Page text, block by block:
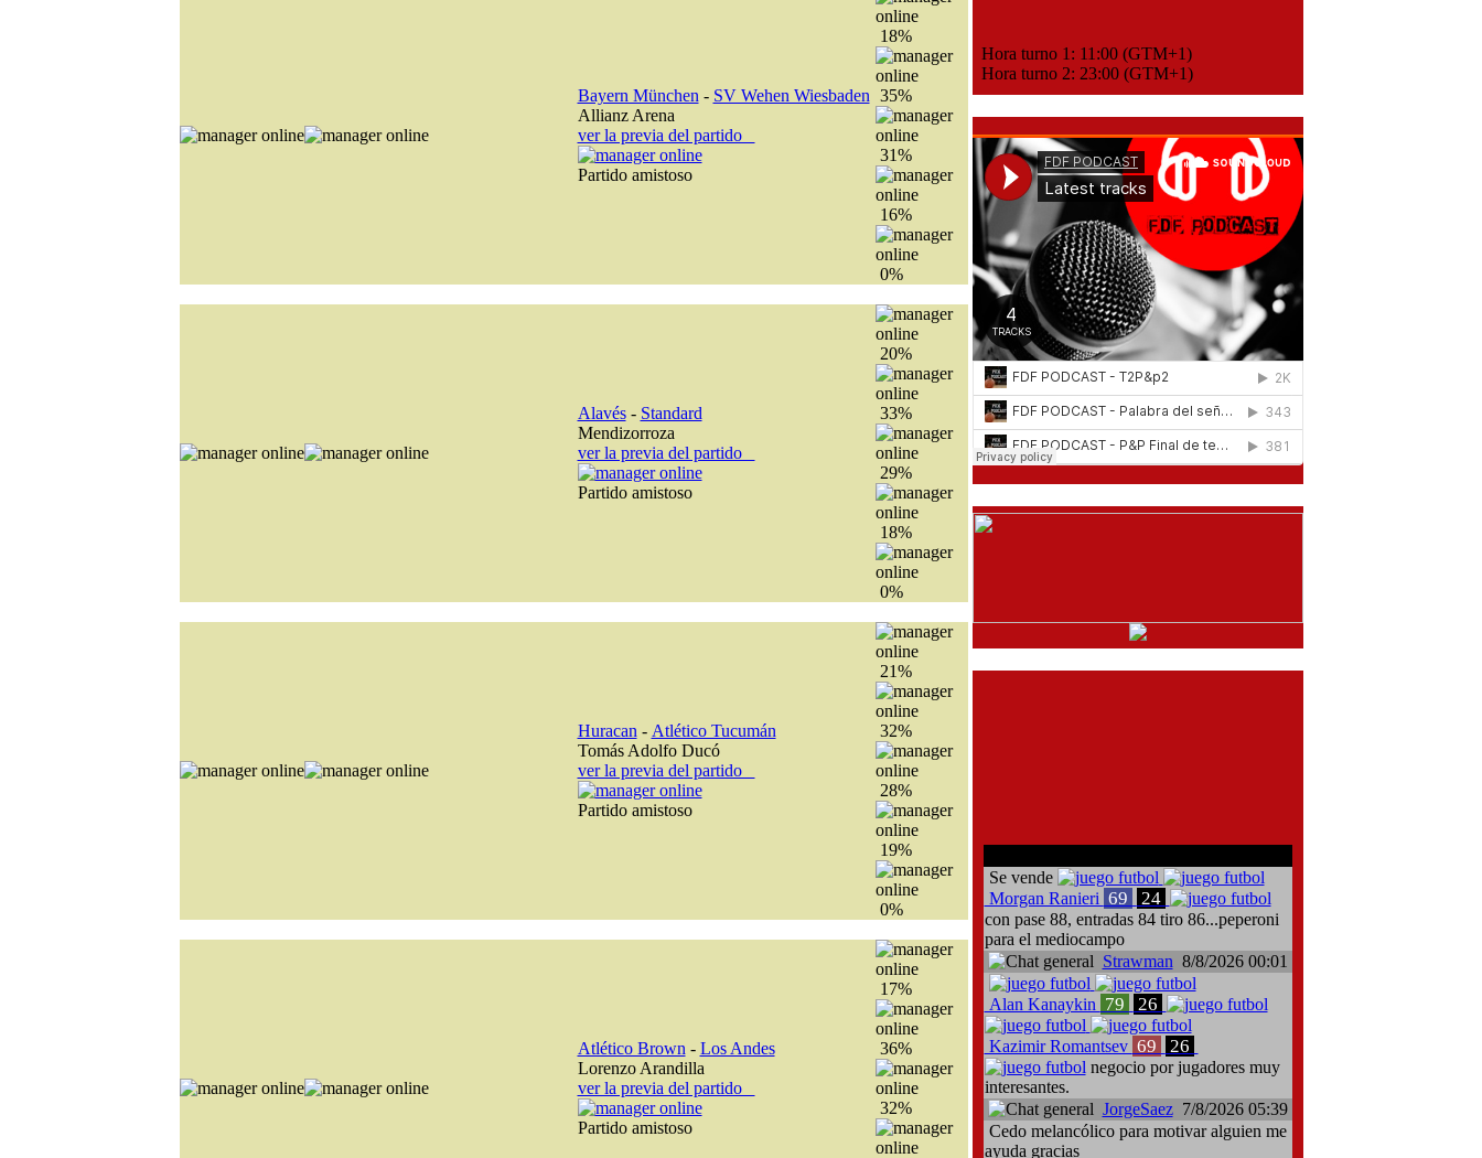
Bayern München - SV Wehen Wiesbaden
Allianz Arena
ver la previa del partido
Partido amistoso
18%
35%
31%
16%
0%
Alavés- Standard
Mendizorroza
ver la previa del partido
Partido amistoso
20%
33%
29%
18%
0%
Huracan - Atlético Tucumán
Tomás Adolfo Ducó
ver la previa del partido
Partido amistoso
21%
32%
28%
19%
0%
Atlético Brown - Los Andes
Lorenzo Arandilla
ver la previa del partido
Partido amistoso
17%
36%
32%
Hora turno 1: 11:00 (GTM+1)
Hora turno 2: 23:00 (GTM+1)
Se vende
Morgan Ranieri 69 24
con pase 88, entradas 84 tiro 86...peperoni
para el mediocampo
Strawman 8/8/2026 00:01
Alan Kanaykin 79 26
Kazimir Romantsev 69 26
negocio por jugadores muy
interesantes.
JorgeSaez7/8/2026 05:39
Cedo melancólico para motivar alguien me
ayuda gracias